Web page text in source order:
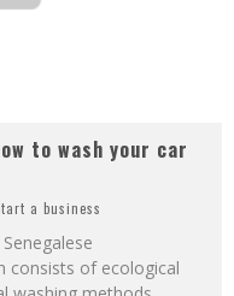
to wash your car
a business
consists of ecological